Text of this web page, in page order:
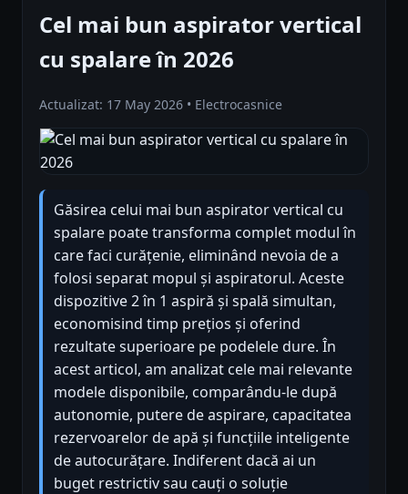
Cel mai bun aspirator vertical
cu spalare în 2026
Actualizat: 17 May 2026 • Electrocasnice
Găsirea celui mai bun aspirator vertical cu
spalare poate transforma complet modul în
care faci curățenie, eliminând nevoia de a
folosi separat mopul și aspiratorul. Aceste
dispozitive 2 în 1 aspiră și spală simultan,
economisind timp prețios și oferind
rezultate superioare pe podelele dure. În
acest articol, am analizat cele mai relevante
modele disponibile, comparându-le după
autonomie, putere de aspirare, capacitatea
rezervoarelor de apă și funcțiile inteligente
de autocurățare. Indiferent dacă ai un
buget restrictiv sau cauți o soluție